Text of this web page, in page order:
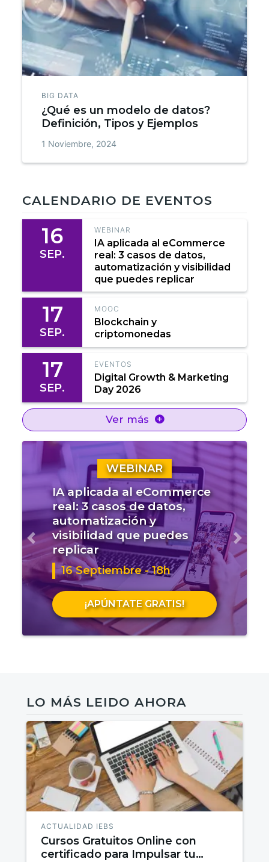
BIG DATA
¿Qué es un modelo de datos?
Definición, Tipos y Ejemplos
1 Noviembre, 2024
CALENDARIO DE EVENTOS
16
SEP.
WEBINAR
IA aplicada al eCommerce
real: 3 casos de datos,
automatización y visibilidad
que puedes replicar
17
SEP.
MOOC
Blockchain y
criptomonedas
17
SEP.
EVENTOS
Digital Growth & Marketing
Day 2026
Ver más
WEBINAR
IA aplicada al eCommerce
real: 3 casos de datos,
automatización y
visibilidad que puedes
replicar
16 Septiembre - 18h
¡APÚNTATE GRATIS!
Anterior
LO MÁS LEIDO AHORA
ACTUALIDAD IEBS
Cursos Gratuitos Online con
certificado para Impulsar tu